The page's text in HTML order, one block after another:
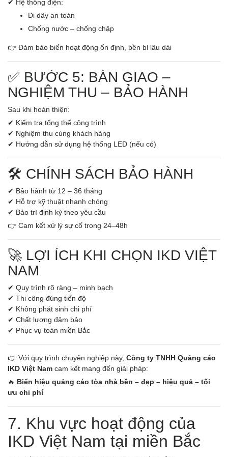
✔ Hệ thống điện:
Đi dây an toàn
Chống nước – chống chập
👉 Đảm bảo biển hoạt động ổn định, bền bỉ lâu dài
✅ BƯỚC 5: BÀN GIAO –
NGHIỆM THU – BẢO HÀNH
Sau khi hoàn thiện:
✔ Kiểm tra tổng thể công trình
✔ Nghiệm thu cùng khách hàng
✔ Hướng dẫn sử dụng hệ thống LED (nếu có)
🛠️ CHÍNH SÁCH BẢO HÀNH
✔ Bảo hành từ 12 – 36 tháng
✔ Hỗ trợ kỹ thuật nhanh chóng
✔ Bảo trì định kỳ theo yêu cầu
👉 Cam kết xử lý sự cố trong 24–48h
🚀 LỢI ÍCH KHI CHỌN IKD VIỆT
NAM
✔ Quy trình rõ ràng – minh bạch
✔ Thi công đúng tiến độ
✔ Không phát sinh chi phí
✔ Chất lượng đảm bảo
✔ Phục vụ toàn miền Bắc
👉 Với quy trình chuyên nghiệp này, Công ty TNHH Quảng cáo
IKD Việt Nam cam kết mang đến giải pháp:
🔥 Biển hiệu quảng cáo tòa nhà bền – đẹp – hiệu quả – tối
ưu chi phí
7. Khu vực hoạt động của
IKD Việt Nam tại miền Bắc